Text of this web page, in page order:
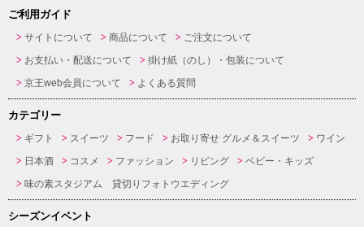
ご利用ガイド
サイトについて 商品について
ご注文について
お支払い・配送について
掛け紙（のし）・包装について
京王web会員について
よくある質問
カテゴリー
ギフト スイーツ フード お取り寄せ グルメ＆スイーツ
ワイン
日本酒
コスメ ファッション リビング
ベビー・キッズ
味の素スタジアム 貸切りフォトウエディング
シーズンイベント